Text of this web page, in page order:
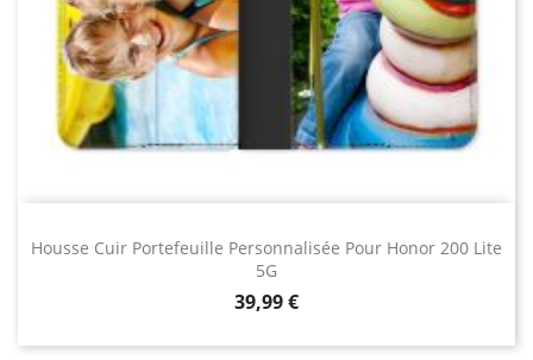
Housse Cuir Portefeuille Personnalisée Pour Honor 200 Lite
5G
Prix
39,99 €